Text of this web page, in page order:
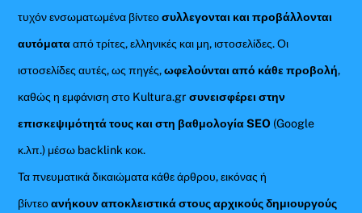
τυχόν ενσωματωμένα βίντεοσυλλεγονται και προβάλλονται
αυτόματααπό τρίτες, ελληνικές και μη, ιστοσελίδες. Οι
ιστοσελίδες αυτές, ως πηγές,ωφελούνται από κάθε προβολή,
καθώς η εμφάνιση στο Kultura.gr συνεισφέρει στην
επισκεψιμότητά τους και στη βαθμολογία SEO (Google
κ.λπ.) μέσω backlink κοκ.
Τα πνευματικά δικαιώματα κάθε άρθρου, εικόνας ή
βίντεοανήκουν αποκλειστικά στους αρχικούς δημιουργούς